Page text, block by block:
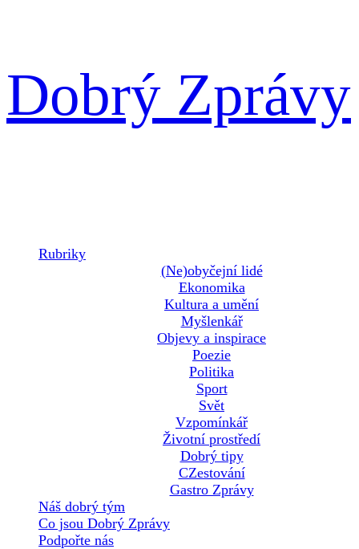
na
Dobrý Zprávy
Rubriky
(Ne)obyčejní lidé
Ekonomika
Kultura a umění
Myšlenkář
Objevy a inspirace
Poezie
Politika
Sport
Svět
Vzpomínkář
Životní prostředí
Dobrý tipy
CZestování
Gastro Zprávy
Náš dobrý tým
Co jsou Dobrý Zprávy
Podpořte nás